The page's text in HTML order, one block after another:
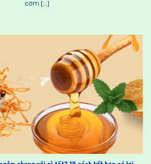
cơm [...]